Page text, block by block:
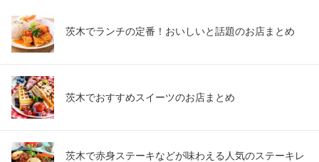
茨木でランチの定番！おいしいと話題のお店まとめ
茨木でおすすめスイーツのお店まとめ
茨木で赤身ステーキなどが味わえる人気のステーキレ